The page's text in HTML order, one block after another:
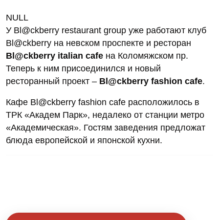
NULL
У Bl@ckberry restaurant group уже работают клуб
Bl@ckberry на невском проспекте и ресторан
Bl@ckberry italian cafe на Коломяжском пр.
Теперь к ним присоединился и новый
ресторанный проект – Bl@ckberry fashion cafe.
Кафе Bl@ckberry fashion cafe расположилось в
ТРК «Академ Парк», недалеко от станции метро
«Академическая». Гостям заведения предложат
блюда европейской и японской кухни.